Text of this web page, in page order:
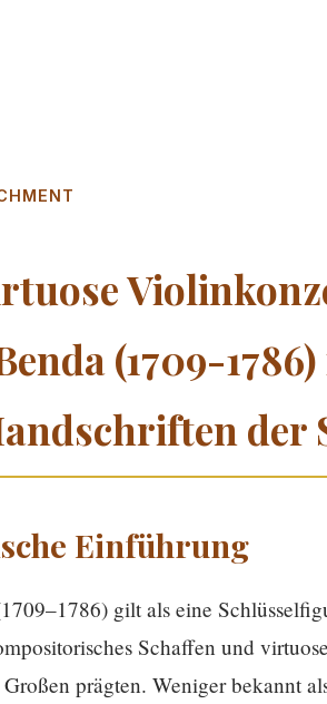
(1709-
der
Einführung
gilt als eine
Schaffen und
prägten. Weniger bekannt